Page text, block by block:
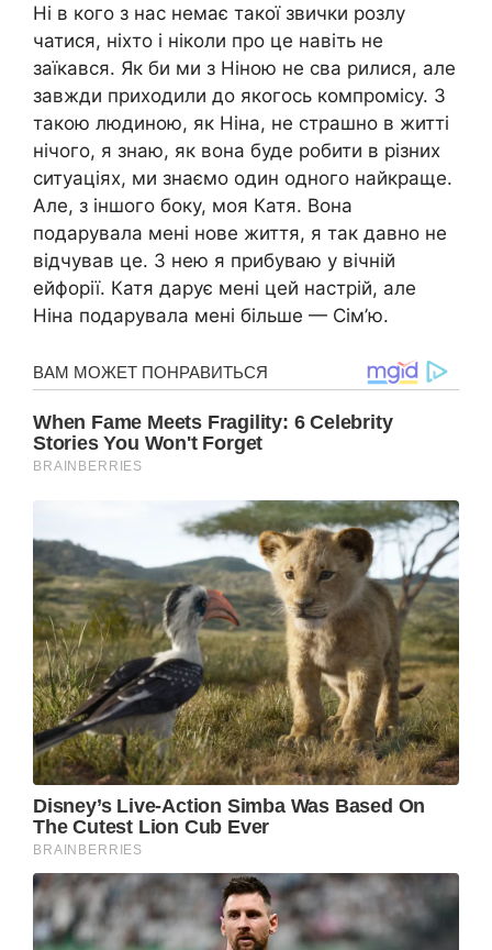
Ні в кого з нас немає такої звички розлу
чатися, ніхто і ніколи про це навіть не
заїкався. Як би ми з Ніною не сва рилися, але
завжди приходили до якогось компромісу. З
такою людиною, як Ніна, не страшно в житті
нічого, я знаю, як вона буде робити в різних
ситуаціях, ми знаємо один одного найкраще.
Але, з іншого боку, моя Катя. Вона
подарувала мені нове життя, я так давно не
відчував це. З нею я прибуваю у вічній
ейфорії. Катя дарує мені цей настрій, але
Ніна подарувала мені більше — Сім’ю.